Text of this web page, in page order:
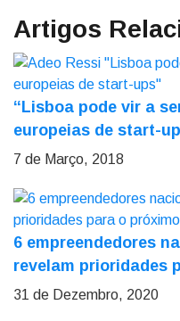
Artigos
“Lisboa pode vir a
europeias de start-
7 de Março, 2018
6 empreendedores
revelam prioridades
31 de Dezembro, 2020